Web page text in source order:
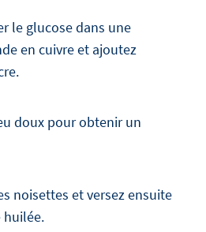
le glucose dans une
en cuivre et ajoutez
doux pour obtenir un
noisettes et versez ensuite
huilée.